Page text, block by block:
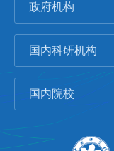
政府机构
国内科研机构
国内院校